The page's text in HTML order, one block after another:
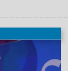
un
Desde
hay muchísimo